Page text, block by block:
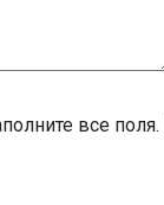
все поля.